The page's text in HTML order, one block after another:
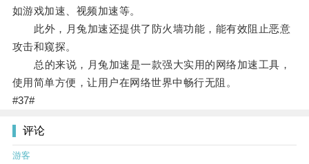
如游戏加速、视频加速等。
此外，月兔加速还提供了防火墙功能，能有效阻止恶意
攻击和窥探。
总的来说，月兔加速是一款强大实用的网络加速工具，
使用简单方便，让用户在网络世界中畅行无阻。
#37#
评论
游客